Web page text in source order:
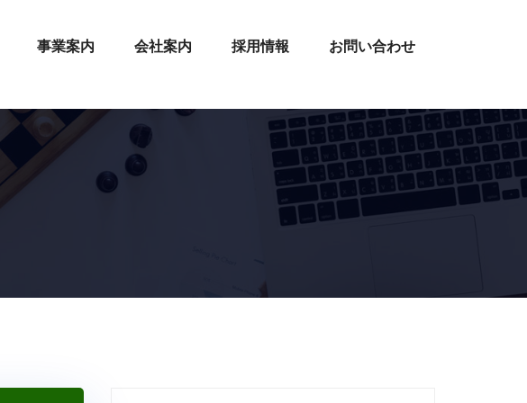
事業案内 会社案内 採用情報 お問い合わせ